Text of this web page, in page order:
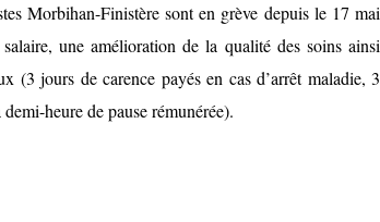
Morbihan-Finistère sont en grève depuis le 17 mai
une amélioration de la qualité des soins ainsi
(3 jours de carence payés en cas d’arrêt maladie, 3
heure de pause rémunérée).